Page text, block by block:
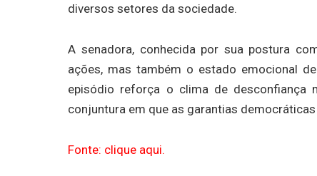
diversos setores da sociedade.
A senadora, conhecida por sua postura
ações, mas também o estado emocional
episódio reforça o clima de desconfiança
conjuntura em que as garantias
Fonte: clique aqui.